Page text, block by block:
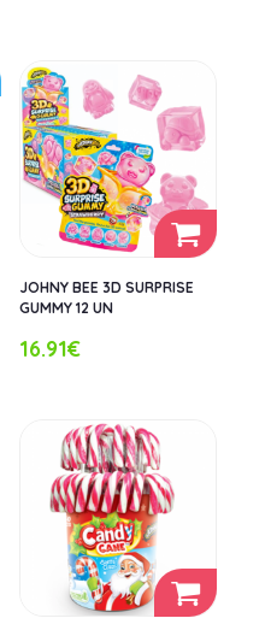
JOHNY BEE 3D SURPRISE
GUMMY 12 UN
16.91€